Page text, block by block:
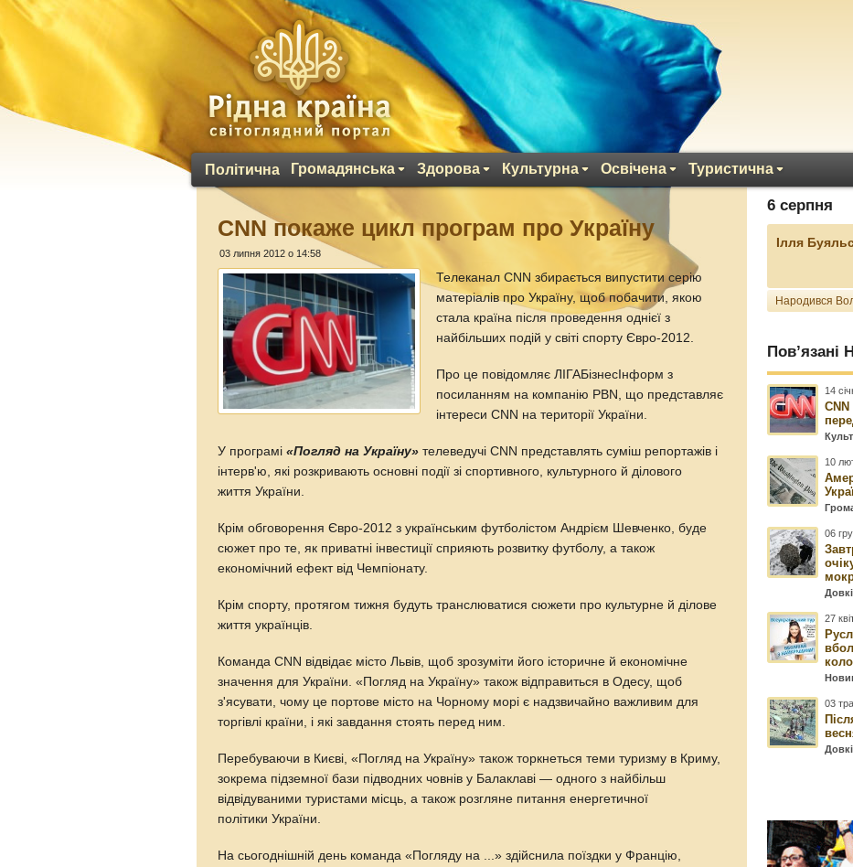
Політична Громадянська Здорова Культурна Освічена Туристична
CNN покаже цикл програм про Україну
03 липня 2012 о 14:58
Телеканал CNN збирається випустити серію
матеріалів про Україну, щоб побачити, якою
стала країна після проведення однієї з
найбільших подій у світі спорту Євро-2012.
Про це повідомляє ЛIГАБiзнесIнформ з
посиланням на компанію PBN, що представляє
інтереси CNN на території України.
У програмі «Погляд на Україну» телеведучі CNN представлять суміш репортажів і
інтерв'ю, які розкривають основні події зі спортивного, культурного й ділового
життя України.
Крім обговорення Євро-2012 з українським футболістом Андрієм Шевченко, буде
сюжет про те, як приватні інвестиції сприяють розвитку футболу, а також
економічний ефект від Чемпіонату.
Крім спорту, протягом тижня будуть транслюватися сюжети про культурне й ділове
життя українців.
Команда CNN відвідає місто Львів, щоб зрозуміти його історичне й економічне
значення для України. «Погляд на Україну» також відправиться в Одесу, щоб
з'ясувати, чому це портове місто на Чорному морі є надзвичайно важливим для
торгівлі країни, і які завдання стоять перед ним.
Перебуваючи в Києві, «Погляд на Україну» також торкнеться теми туризму в Криму,
зокрема підземної бази підводних човнів у Балаклаві — одного з найбільш
відвідуваними туристами місць, а також розгляне питання енергетичної
політики України.
На сьогоднішній день команда «Погляду на ...» здійснила поїздки у Францію,
6 серпня
Ілля
Народився
Пов’язані
14
CNN
10
06
27
03